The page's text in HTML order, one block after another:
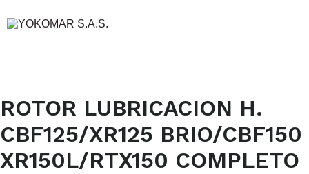
ROTOR LUBRICACION H.
CBF125/XR125 BRIO/CBF150
XR150L/RTX150 COMPLETO